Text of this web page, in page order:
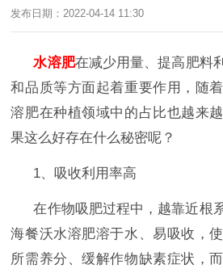
发布日期：2022-04-14 11:30
水溶肥在减少用量、提高肥料
和品质等方面起着重要作用，随
溶肥在种植领域中的占比也越来
果这么好存在什么秘密呢？
1、吸收利用率高
在作物吸肥过程中，越靠近根
海餐沃水溶肥溶于水、易吸收，
所需养分、缓解作物缺素症状，